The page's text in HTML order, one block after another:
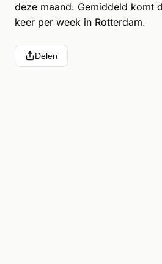
deze maand. Gemiddeld komt
keer per week in Rotterdam.
Delen